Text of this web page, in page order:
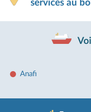
services au
Anafi